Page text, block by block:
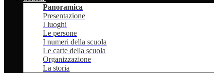
Panoramica
Presentazione
I luoghi
Le persone
I numeri della scuola
Le carte della scuola
Organizzazione
La storia